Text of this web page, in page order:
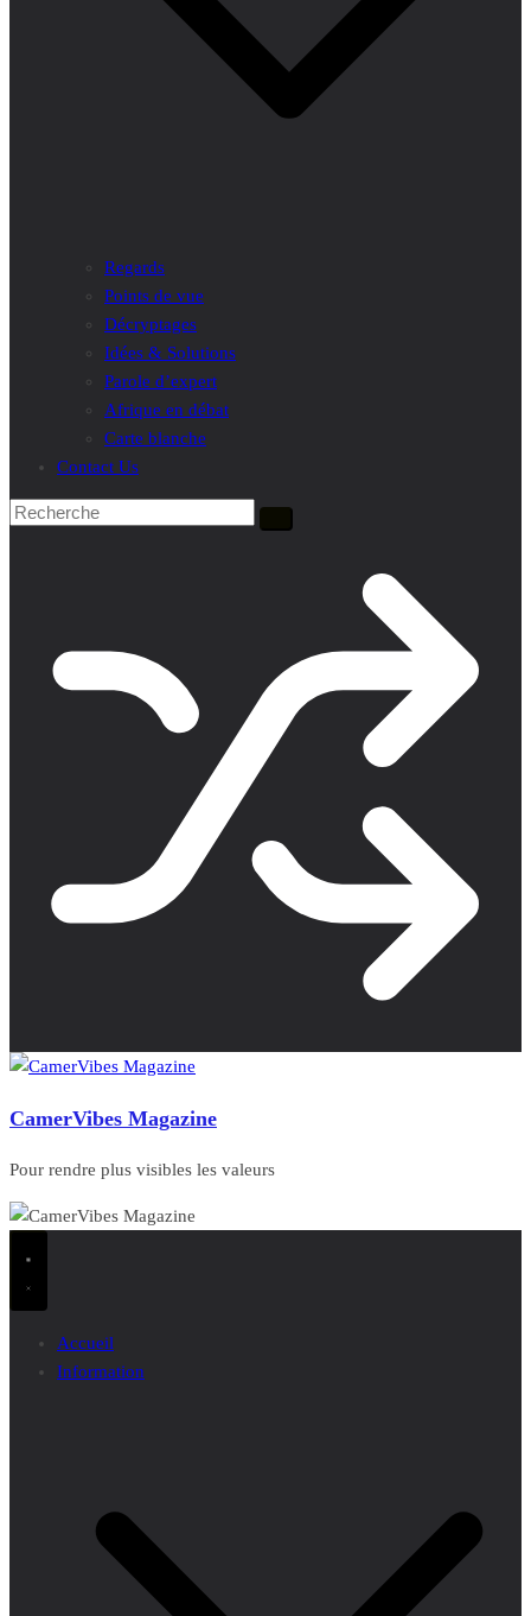
Regards
Points de vue
Décryptages
Idées & Solutions
Parole d’expert
Afrique en débat
Carte blanche
Contact Us
CamerVibes Magazine
Pour rendre plus visibles les valeurs
Accueil
Information